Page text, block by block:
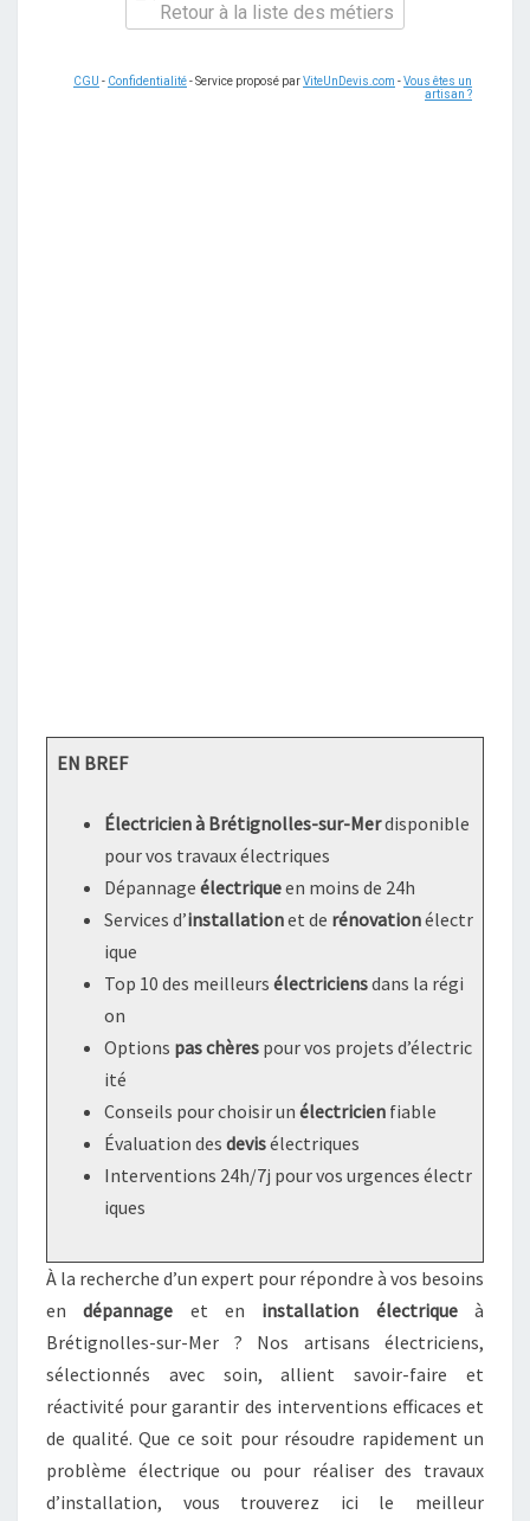
Retour à la liste des métiers
CGU - Confidentialité- Service proposé parViteUnDevis.com -Vous êtes un
artisan ?
EN BREF
Électricien à Brétignolles-sur-Merdisponible
pour vos travaux électriques
Dépannage électriqueen moins de 24h
Services d’installationet de rénovationélectr
ique
Top 10 des meilleurs électriciensdans la régi
on
Options pas chères pour vos projets d’électric
ité
Conseils pour choisir un électricien fiable
Évaluation des devisélectriques
Interventions 24h/7j pour vos urgences électr
iques
À la recherche d’un expert pour répondre à vos besoins
endépannage et en installation électriqueà
Brétignolles-sur-Mer ? Nos artisans électriciens,
sélectionnés avec soin, allient savoir-faire et
réactivité pour garantir des interventions efficaces et
de qualité. Que ce soit pour résoudre rapidement un
problème électrique ou pour réaliser des travaux
d’installation, vous trouverez ici le meilleur